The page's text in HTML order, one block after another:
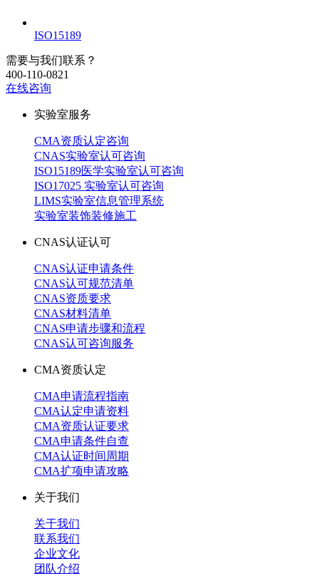
ISO15189
需要与我们联系？
400-110-0821
在线咨询
实验室服务
CMA资质认定咨询
CNAS实验室认可咨询
ISO15189医学实验室认可咨询
ISO17025 实验室认可咨询
LIMS实验室信息管理系统
实验室装饰装修施工
CNAS认证认可
CNAS认证申请条件
CNAS认可规范清单
CNAS资质要求
CNAS材料清单
CNAS申请步骤和流程
CNAS认可咨询服务
CMA资质认定
CMA申请流程指南
CMA认定申请资料
CMA资质认证要求
CMA申请条件自查
CMA认证时间周期
CMA扩项申请攻略
关于我们
关于我们
联系我们
企业文化
团队介绍